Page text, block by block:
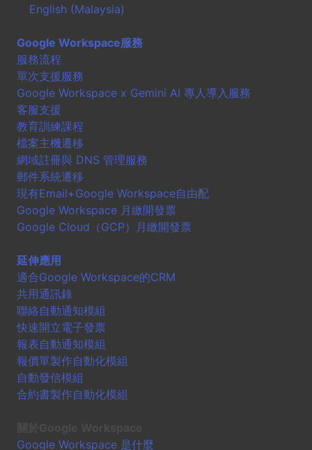
English (Malaysia)
Google Workspace服務
服務流程
單次支援服務
Google Workspace x Gemini AI 專人導入服務
客服支援
教育訓練課程
檔案主機遷移
網域註冊與 DNS 管理服務
郵件系統遷移
現有Email+Google Workspace自由配
Google Workspace 月繳開發票
Google Cloud（GCP）月繳開發票
延伸應用
適合Google Workspace的CRM
共用通訊錄
聯絡自動通知模組
快速開立電子發票
報表自動通知模組
報價單製作自動化模組
自動發信模組
合約書製作自動化模組
Google Workspace 是什麼